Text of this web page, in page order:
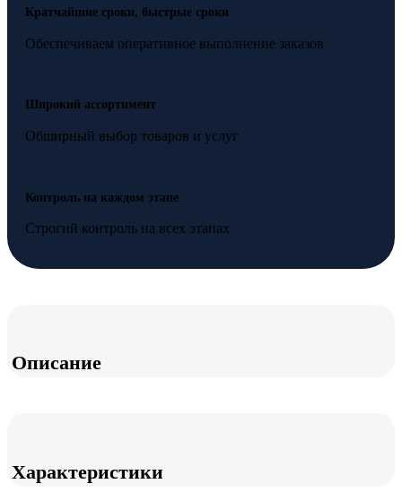
Кратчайшие сроки, быстрые сроки
Обеспечиваем оперативное выполнение заказов
Широкий ассортимент
Обширный выбор товаров и услуг
Контроль на каждом этапе
Строгий контроль на всех этапах
Описание
Характеристики